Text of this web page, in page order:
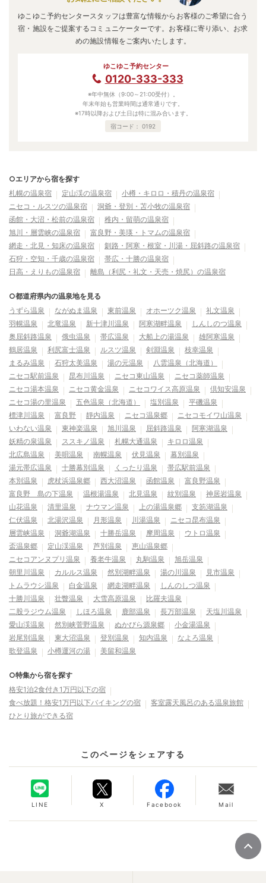
ゆこゆこ予約センタースタッフは豊富な情報からお客様のご希望に合う
宿・施設をご提案するコミュニケーターです。お客様に寄り添い、お求
めの施設情報をご案内いたします。
ゆこゆこ予約センター
0120-333-333
※年中無休（9:00～21:00受付）。
年末年始も営業時間は通常通りです。
※17時以降および土日は特に混み合います。
宿コード： 0192
○エリアから宿を探す
札幌の温泉宿
定山渓の温泉宿
小樽・キロロ・積丹の温泉宿
ニセコ・ルスツの温泉宿
洞爺・登別・苫小牧の温泉宿
函館・大沼・松前の温泉宿
稚内・留萌の温泉宿
旭川・層雲峡の温泉宿
富良野・美瑛・トマムの温泉宿
網走・北見・知床の温泉宿
釧路・阿寒・根室・川湯・屈斜路の温泉宿
石狩・空知・千歳の温泉宿
帯広・十勝の温泉宿
日高・えりもの温泉宿
離島（利尻・礼文・天売・焼尻）の温泉宿
○都道府県内の温泉地を見る
うずら温泉
ながぬま温泉 東前温泉 オホーツク温泉
礼文温泉
羽幌温泉
北竜温泉 新十津川温泉 阿寒湖畔温泉
しんしのつ温泉
奥屈斜路温泉
俄虫温泉 帯広温泉 大船上の湯温泉
雄阿寒温泉
鶴居温泉
利尻富士温泉 ルスツ温泉 剣淵温泉
枝幸温泉
まるみ温泉
石狩太美温泉 湯の元温泉
八雲温泉（北海道）
ニセコ駅前温泉
昆布川温泉 ニセコ東山温泉
ニセコ薬師温泉
ニセコ湯本温泉
ニセコ黄金温泉 ニセコワイス高原温泉
倶知安温泉
ニセコ湯の里温泉
五色温泉（北海道） 塩別温泉
平磯温泉
標津川温泉
富良野 靜内温泉 ニセコ温泉郷
ニセコモイワ山温泉
いわない温泉
東神楽温泉 旭川温泉 屈斜路温泉
阿寒湖温泉
妖精の泉温泉
ススキノ温泉 札幌大通温泉
キロロ温泉
北広島温泉
美唄温泉 南幌温泉 伏見温泉
幕別温泉
湯元帯広温泉
十勝幕別温泉 くったり温泉
帯広駅前温泉
本別温泉
虎杖浜温泉郷 西大沼温泉 函館温泉
富良野温泉
富良野 島の下温泉
温根湯温泉 北見温泉 紋別温泉
神居岩温泉
山花温泉
清里温泉 ナウマン温泉 上の湯温泉郷
支笏湖温泉
仁伏温泉
北湯沢温泉 月形温泉 川湯温泉
ニセコ昆布温泉
層雲峡温泉
洞爺湖温泉 十勝岳温泉 摩周温泉
ウトロ温泉
盃温泉郷
定山渓温泉 芦別温泉
恵山温泉郷
ニセコアンヌプリ温泉
養老牛温泉 丸駒温泉
旭岳温泉
朝里川温泉
カルルス温泉 然別湖畔温泉 湯の川温泉
見市温泉
トムラウシ温泉
白金温泉 網走湖畔温泉
しんのしつ温泉
十勝川温泉
壮瞥温泉 大雪高原温泉
比羅夫温泉
二股ラジウム温泉
しほろ温泉 鹿部温泉 長万部温泉
天塩川温泉
愛山渓温泉
然別峡菅野温泉 ぬかびら源泉郷
小金湯温泉
岩尾別温泉
東大沼温泉 登別温泉 知内温泉
なよろ温泉
歌登温泉
小樽運河の湯 美留和温泉
○特集から宿を探す
格安1泊2食付き1万円以下の宿
食べ放題！格安1万円以下バイキングの宿
客室露天風呂のある温泉旅館
ひとり旅ができる宿
このページをシェアする
LINE X Facebook Mail